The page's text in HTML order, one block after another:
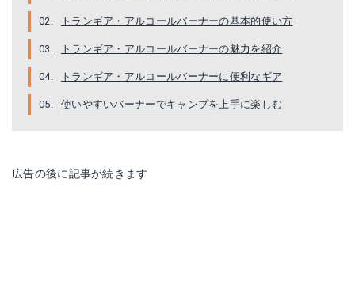
トランギア・アルコールバーナーの基本的使い方
トランギア・アルコールバーナーの魅力を紹介
トランギア・アルコールバーナーに便利なギア
使いやすいバーナーでキャンプを上手に楽しむ
広告の後に記事が続きます